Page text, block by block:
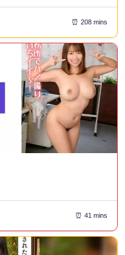
⏰ 208 mins
⏰ 41 mins